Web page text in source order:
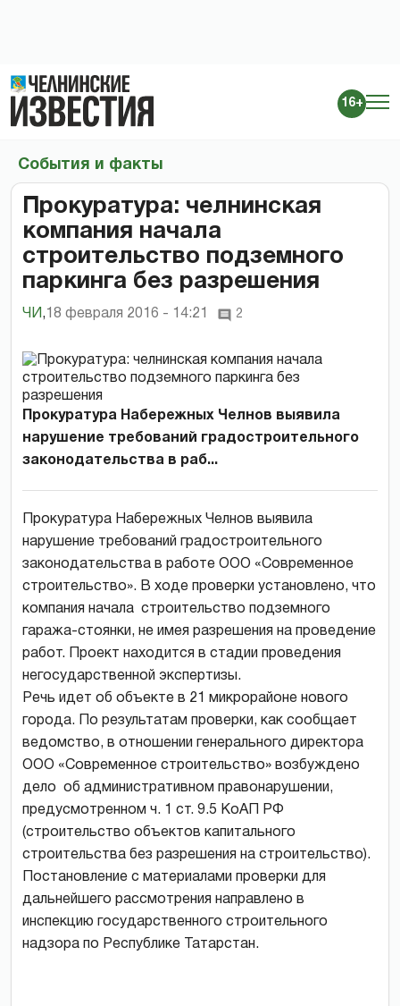
16+
События и факты
Прокуратура: челнинская
компания начала
строительство подземного
паркинга без разрешения
ЧИ , 18 февраля 2016 - 14:21 2
Прокуратура Набережных Челнов выявила
нарушение требований градостроительного
законодательства в раб...
Прокуратура Набережных Челнов выявила
нарушение требований градостроительного
законодательства в работе ООО «Современное
строительство». В ходе проверки установлено, что
компания начала строительство подземного
гаража-стоянки, не имея разрешения на проведение
работ. Проект находится в стадии проведения
негосударственной экспертизы.
Речь идет об объекте в 21 микрорайоне нового
города. По результатам проверки, как сообщает
ведомство, в отношении генерального директора
ООО «Современное строительство» возбуждено
дело об административном правонарушении,
предусмотренном ч. 1 ст. 9.5 КоАП РФ
(строительство объектов капитального
строительства без разрешения на строительство).
Постановление с материалами проверки для
дальнейшего рассмотрения направлено в
инспекцию государственного строительного
надзора по Республике Татарстан.